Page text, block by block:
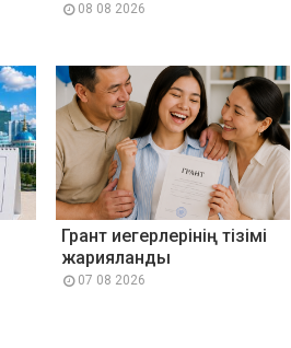
08 08 2026
Грант иегерлерінің тізімі
жарияланды
07 08 2026